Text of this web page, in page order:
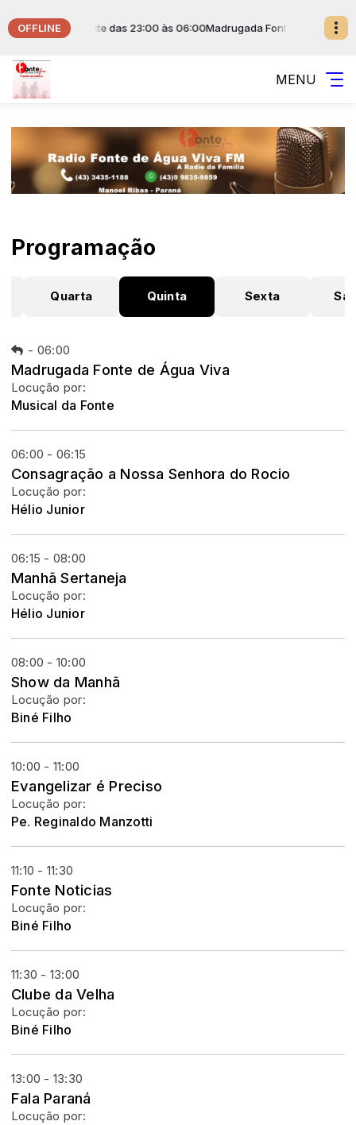
OFFLINE
Musical da Fonte das 23:00 às 06:00Madrugada Fonte de Água
MENU
Programação
Quarta Quinta Sexta
- 06:00
Madrugada Fonte de Água Viva
Locução por:
Musical da Fonte
06:00 - 06:15
Consagração a Nossa Senhora do Rocio
Locução por:
Hélio Junior
06:15 - 08:00
Manhã Sertaneja
Locução por:
Hélio Junior
08:00 - 10:00
Show da Manhã
Locução por:
Biné Filho
10:00 - 11:00
Evangelizar é Preciso
Locução por:
Pe. Reginaldo Manzotti
11:10 - 11:30
Fonte Noticias
Locução por:
Biné Filho
11:30 - 13:00
Clube da Velha
Locução por:
Biné Filho
13:00 - 13:30
Fala Paraná
Locução por: